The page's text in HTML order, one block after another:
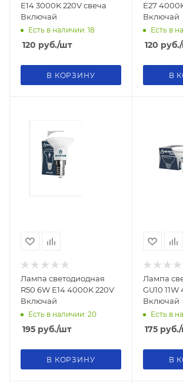
E14 3000K 220V свеча
Включай
Есть в наличии: 18
120 руб./шт
В КОРЗИНУ
E27
Включай
Есть в
120 руб.
В
Лампа светодиодная
R50 6W E14 4000K 220V
Включай
Есть в наличии: 20
195 руб./шт
В КОРЗИНУ
Лампа
GU10
Включай
Есть в
175руб.
В